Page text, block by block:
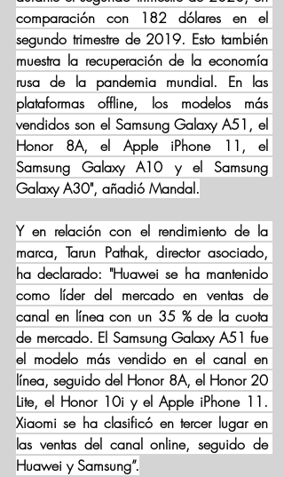
comparación con 182 dólares en el
segundo trimestre de 2019. Esto también
muestra la recuperación de la economía
rusa de la pandemia mundial. En las
plataformas offline, los modelos más
vendidos son el Samsung Galaxy A51, el
Honor 8A, el Apple iPhone 11, el
Samsung Galaxy A10 y el Samsung
Galaxy A30", añadió Mandal.
Y en relación con el rendimiento de la
marca, Tarun Pathak, director asociado,
ha declarado: "Huawei se ha mantenido
como líder del mercado en ventas de
canal en línea con un 35 % de la cuota
de mercado. El Samsung Galaxy A51 fue
el modelo más vendido en el canal en
línea, seguido del Honor 8A, el Honor 20
Lite, el Honor 10i y el Apple iPhone 11.
Xiaomi se ha clasificó en tercer lugar en
las ventas del canal online, seguido de
Huawei y Samsung”.